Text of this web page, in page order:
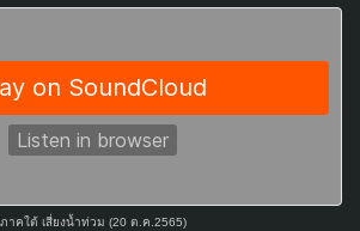
าคใต้ เสี่ยงน้ำท่วม (20 ต.ค.2565)